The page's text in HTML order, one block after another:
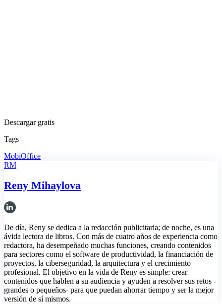
Descargar gratis
Tags
MobiOffice
RM
Reny Mihaylova
De día, Reny se dedica a la redacción publicitaria; de noche, es una
ávida lectora de libros. Con más de cuatro años de experiencia como
redactora, ha desempeñado muchas funciones, creando contenidos
para sectores como el software de productividad, la financiación de
proyectos, la ciberseguridad, la arquitectura y el crecimiento
profesional. El objetivo en la vida de Reny es simple: crear
contenidos que hablen a su audiencia y ayuden a resolver sus retos -
grandes o pequeños- para que puedan ahorrar tiempo y ser la mejor
versión de sí mismos.